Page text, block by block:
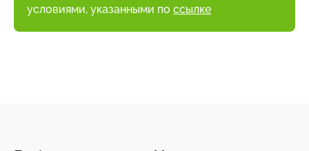
условиями, указанными по ссылке